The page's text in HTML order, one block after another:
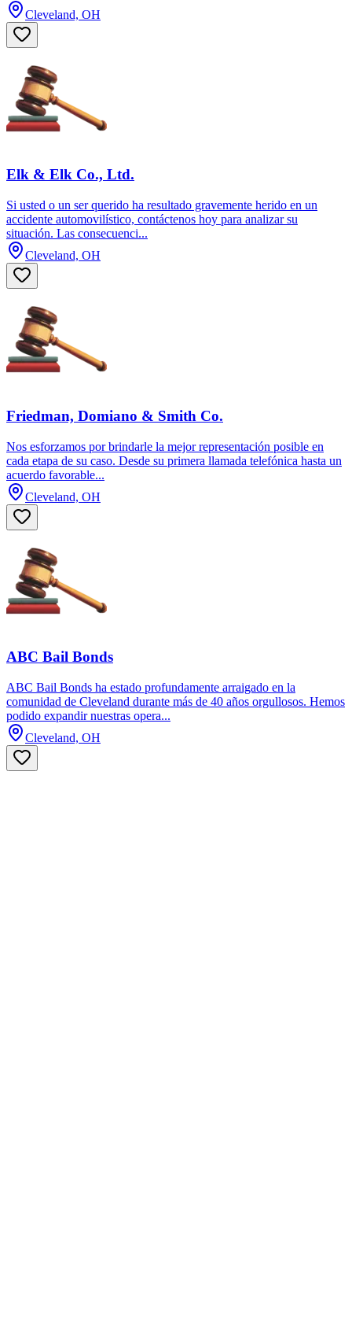
Cleveland, OH
Elk & Elk Co., Ltd.
Si usted o un ser querido ha resultado gravemente herido en un
accidente automovilístico, contáctenos hoy para analizar su
situación. Las consecuenci...
Cleveland, OH
Friedman, Domiano & Smith Co.
Nos esforzamos por brindarle la mejor representación posible en
cada etapa de su caso. Desde su primera llamada telefónica hasta un
acuerdo favorable...
Cleveland, OH
ABC Bail Bonds
ABC Bail Bonds ha estado profundamente arraigado en la
comunidad de Cleveland durante más de 40 años orgullosos. Hemos
podido expandir nuestras opera...
Cleveland, OH